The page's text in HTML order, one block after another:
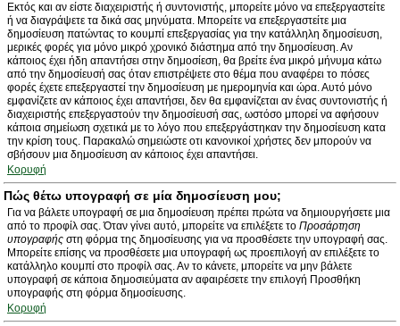
Εκτός και αν είστε διαχειριστής ή συντονιστής, μπορείτε μόνο να επεξεργαστείτε
ή να διαγράψετε τα δικά σας μηνύματα. Μπορείτε να επεξεργαστείτε μια
δημοσίευση πατώντας το κουμπί επεξεργασίας για την κατάλληλη δημοσίευση,
μερικές φορές για μόνο μικρό χρονικό διάστημα από την δημοσίευση. Αν
κάποιος έχει ήδη απαντήσει στην δημοσίεση, θα βρείτε ένα μικρό μήνυμα κάτω
από την δημοσίευσή σας όταν επιστρέψετε στο θέμα που αναφέρει το πόσες
φορές έχετε επεξεργαστεί την δημοσίευση με ημερομηνία και ώρα. Αυτό μόνο
εμφανίζετε αν κάποιος έχει απαντήσει, δεν θα εμφανίζεται αν ένας συντονιστής ή
διαχειριστής επεξεργαστούν την δημοσίευσή σας, ωστόσο μπορεί να αφήσουν
κάποια σημείωση σχετικά με το λόγο που επεξεργάστηκαν την δημοσίευση κατα
την κρίση τους. Παρακαλώ σημειώστε οτι κανονικοί χρήστες δεν μπορούν να
σβήσουν μια δημοσίευση αν κάποιος έχει απαντήσει.
Κορυφή
Πώς θέτω υπογραφή σε μία δημοσίευση μου;
Για να βάλετε υπογραφή σε μια δημοσίευση πρέπει πρώτα να δημιουργήσετε μια
από το προφίλ σας. Όταν γίνει αυτό, μπορείτε να επιλέξετε το Προσάρτηση
υπογραφής στη φόρμα της δημοσίευσης για να προσθέσετε την υπογραφή σας.
Μπορείτε επίσης να προσθέσετε μια υπογραφή ως προεπιλογή αν επιλέξετε το
κατάλληλο κουμπί στο προφίλ σας. Αν το κάνετε, μπορείτε να μην βάλετε
υπογραφή σε κάποια δημοσιεύματα αν αφαιρέσετε την επιλογή Προσθήκη
υπογραφής στη φόρμα δημοσίευσης.
Κορυφή